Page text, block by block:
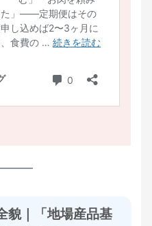
貌｜「地場産品基